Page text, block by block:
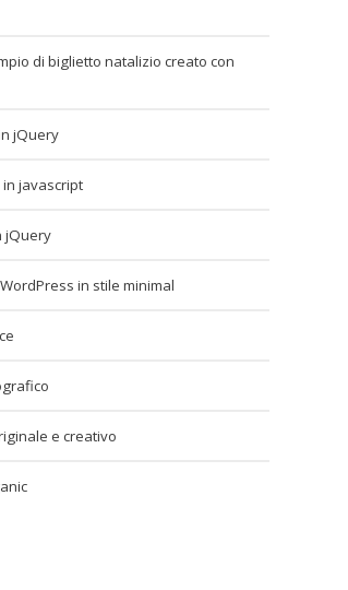
di biglietto natalizio creato con
jQuery
in javascript
jQuery
in stile minimal
e creativo